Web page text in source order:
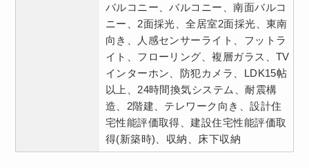
バルコニー、バルコニー、南面バルコ
ニー、2面採光、全居室2面採光、東南
向き、人感センサーライト、フットラ
イト、フローリング、複層ガラス、TV
インターホン、防犯カメラ、LDK15帖
以上、24時間換気システム、耐震構
造、2階建、テレワーク向き、設計住
宅性能評価取得、建設住宅性能評価取
得(新築時)、収納、床下収納